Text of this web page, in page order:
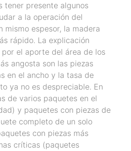
tener presente algunos
a la operación del
mismo espesor, la madera
rápido. La explicación
el aporte del área de los
angosta son las piezas
en el ancho y la tasa de
ya no es despreciable. En
de varios paquetes en el
y paquetes con piezas de
completo de un solo
con piezas más
críticas (paquetes